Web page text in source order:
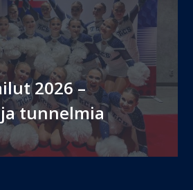
2026 –
tunnelmia